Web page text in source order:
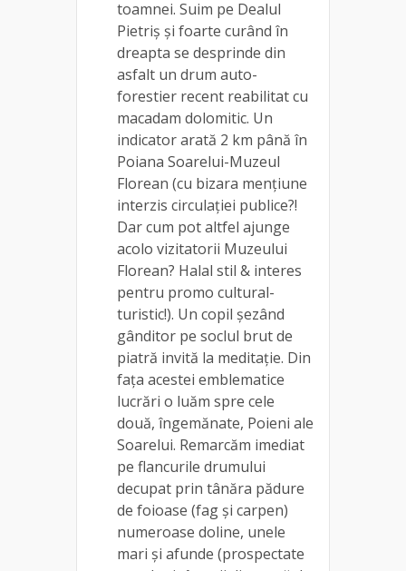
toamnei. Suim pe Dealul
Pietriș și foarte curând în
dreapta se desprinde din
asfalt un drum auto-
forestier recent reabilitat cu
macadam dolomitic. Un
indicator arată 2 km până în
Poiana Soarelui-Muzeul
Florean (cu bizara mențiune
interzis circulației publice?!
Dar cum pot altfel ajunge
acolo vizitatorii Muzeului
Florean? Halal stil & interes
pentru promo cultural-
turistic!). Un copil șezând
gânditor pe soclul brut de
piatră invită la meditație. Din
fața acestei emblematice
lucrări o luăm spre cele
două, îngemănate, Poieni ale
Soarelui. Remarcăm imediat
pe flancurile drumului
decupat prin tânăra pădure
de foioase (fag și carpen)
numeroase doline, unele
mari și afunde (prospectate